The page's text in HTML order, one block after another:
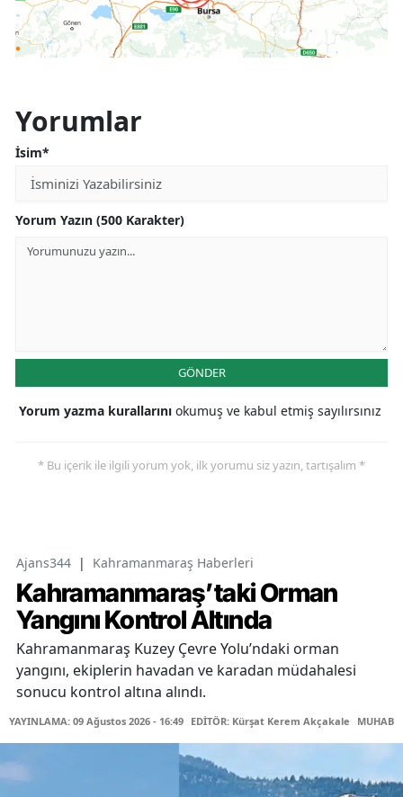
Yorumlar
İsim*
Yorum Yazın (500 Karakter)
GÖNDER
Yorum yazma kurallarını okumuş ve kabul etmiş sayılırsınız
* Bu içerik ile ilgili yorum yok, ilk yorumu siz yazın, tartışalım *
Ajans344 | Kahramanmaraş Haberleri
Kahramanmaraş’taki Orman
Yangını Kontrol Altında
Kahramanmaraş Kuzey Çevre Yolu’ndaki orman
yangını, ekiplerin havadan ve karadan müdahalesi
sonucu kontrol altına alındı.
YAYINLAMA: 09 Ağustos 2026 - 16:49 EDİTÖR: Kürşat Kerem Akçakale